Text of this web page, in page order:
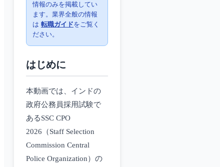
情報のみを掲載してい
ます。業界全般の情報
は 転職ガイドをご覧く
ださい。
はじめに
本動画では、インドの
政府公務員採用試験で
あるSSC CPO
2026（Staff Selection
Commission Central
Police Organization）の